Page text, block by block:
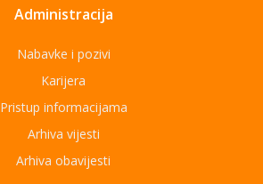
Administracija
Nabavke i pozivi
Karijera
Pristup informacijama
Arhiva vijesti
Arhiva obavijesti